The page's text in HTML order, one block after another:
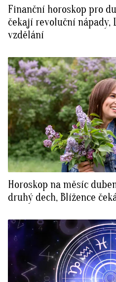
Finanční horoskop pro
čekají revoluční nápady,
vzdělání
Horoskop na měsíc
druhý dech, Blížence